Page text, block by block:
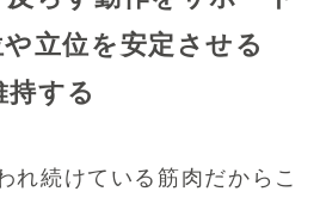
や立位を安定させる
持する
れ続けている筋肉だからこ